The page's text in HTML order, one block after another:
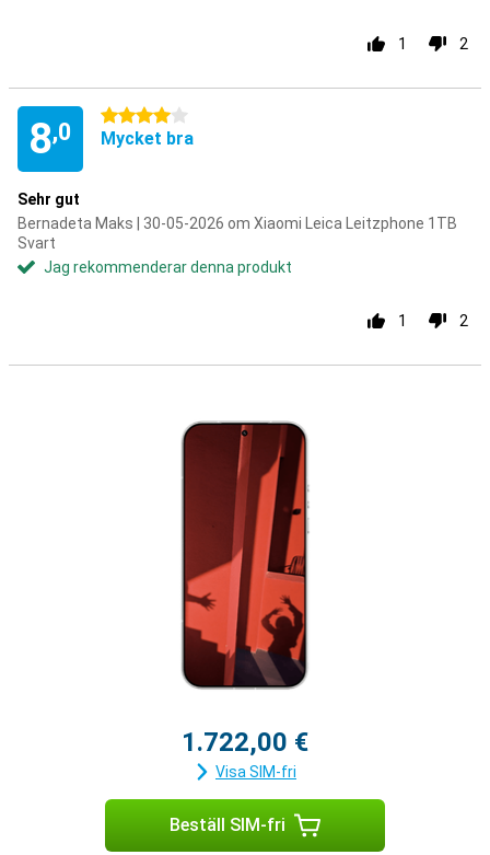
1 2
8,0
4 stjärnor
Mycket bra
Sehr gut
Bernadeta Maks | 30-05-2026 om Xiaomi Leica Leitzphone 1TB
Svart
Jag rekommenderar denna produkt
1 2
1.722,00 €
Visa SIM-fri
Beställ SIM-fri